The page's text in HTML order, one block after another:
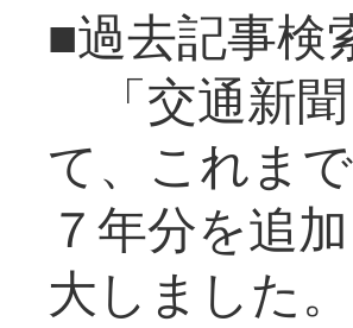
■過去記事
「交通新
て、これま
７年分を追
大しま